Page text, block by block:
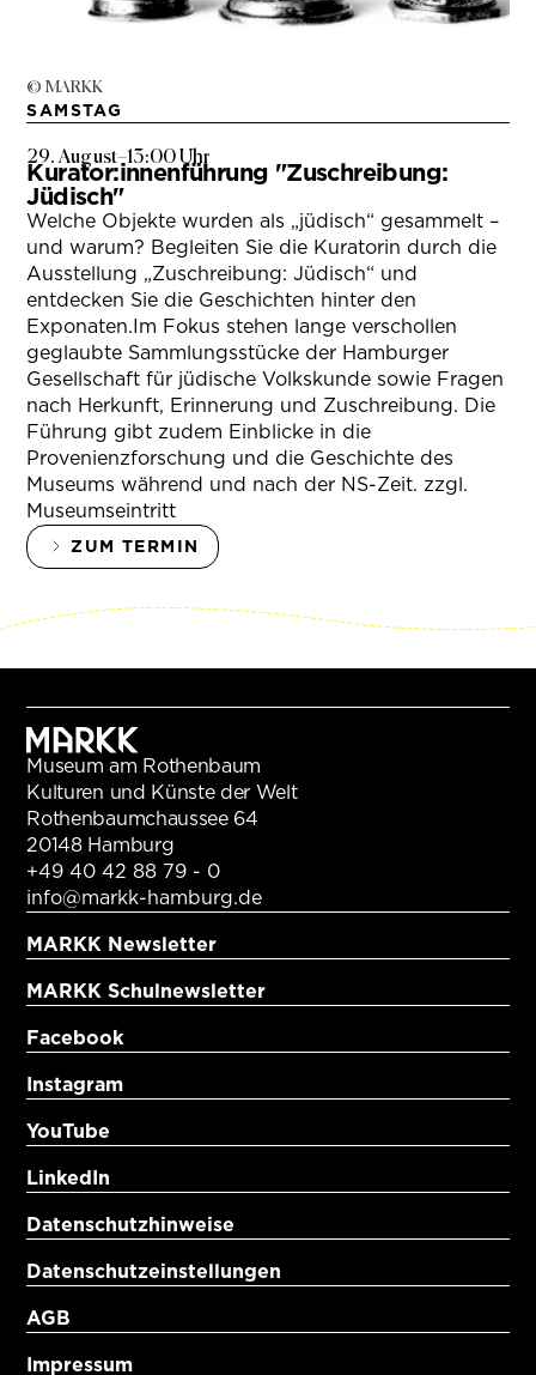
© MARKK
SAMSTAG
29. August–13:00 Uhr
Kurator:innenführung "Zuschreibung:
Jüdisch"
Welche Objekte wurden als „jüdisch“ gesammelt –
und warum? Begleiten Sie die Kuratorin durch die
Ausstellung „Zuschreibung: Jüdisch“ und
entdecken Sie die Geschichten hinter den
Exponaten.Im Fokus stehen lange verschollen
geglaubte Sammlungsstücke der Hamburger
Gesellschaft für jüdische Volkskunde sowie Fragen
nach Herkunft, Erinnerung und Zuschreibung. Die
Führung gibt zudem Einblicke in die
Provenienzforschung und die Geschichte des
Museums während und nach der NS-Zeit. zzgl.
Museumseintritt
ZUM TERMIN
Museum am Rothenbaum
Kulturen und Künste der Welt
Rothenbaumchaussee 64
20148 Hamburg
+49 40 42 88 79 - 0
info@markk-hamburg.de
MARKK Newsletter
MARKK Schulnewsletter
Facebook
Instagram
YouTube
LinkedIn
Datenschutzhinweise
Datenschutzeinstellungen
AGB
Impressum